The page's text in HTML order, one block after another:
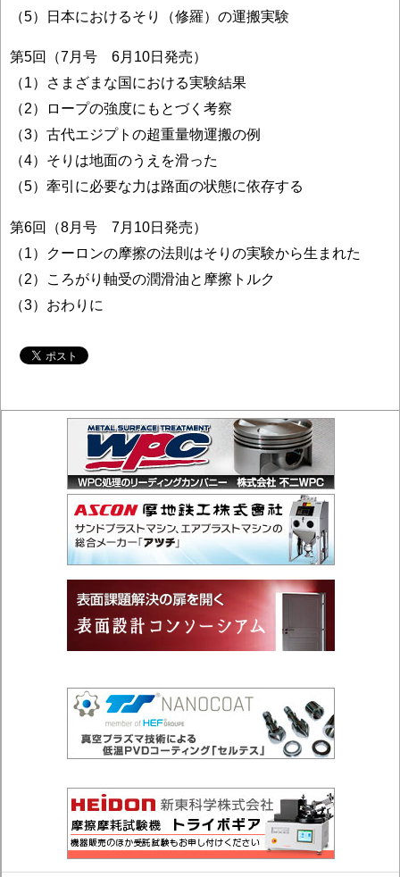
（5）日本におけるそり（修羅）の運搬実験
第5回（7月号 6月10日発売）
（1）さまざまな国における実験結果
（2）ロープの強度にもとづく考察
（3）古代エジプトの超重量物運搬の例
（4）そりは地面のうえを滑った
（5）牽引に必要な力は路面の状態に依存する
第6回（8月号 7月10日発売）
（1）クーロンの摩擦の法則はそりの実験から生まれた
（2）ころがり軸受の潤滑油と摩擦トルク
（3）おわりに